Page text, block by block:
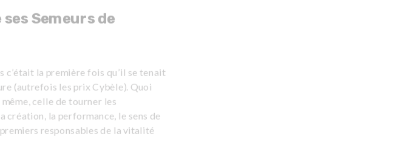
Semeurs de
c’était la première fois qu’il se tenait
(autrefois les prix Cybèle). Quoi
celle de tourner les
création, la performance, le sens de
responsables de la vitalité